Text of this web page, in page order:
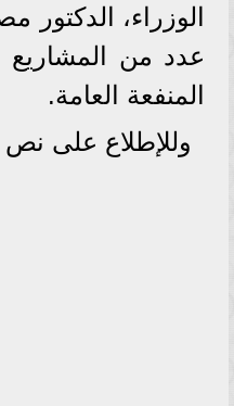
الوزراء،
عدد من المشاريع
المنفعة العامة.
وللإطلاع على نص